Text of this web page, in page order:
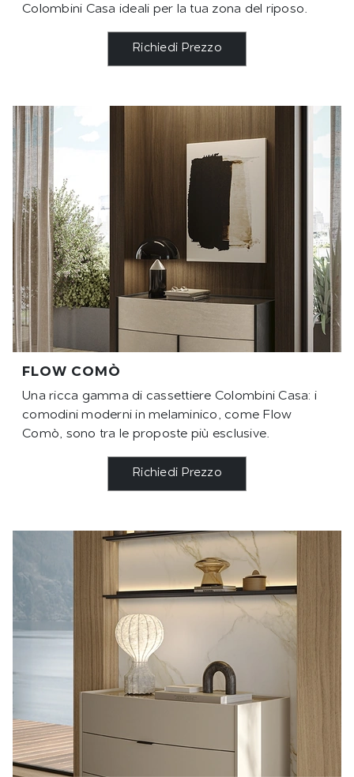
Colombini Casa ideali per la tua zona del riposo.
Richiedi Prezzo
FLOW COMÒ
Una ricca gamma di cassettiere Colombini Casa: i
comodini moderni in melaminico, come Flow
Comò, sono tra le proposte più esclusive.
Richiedi Prezzo